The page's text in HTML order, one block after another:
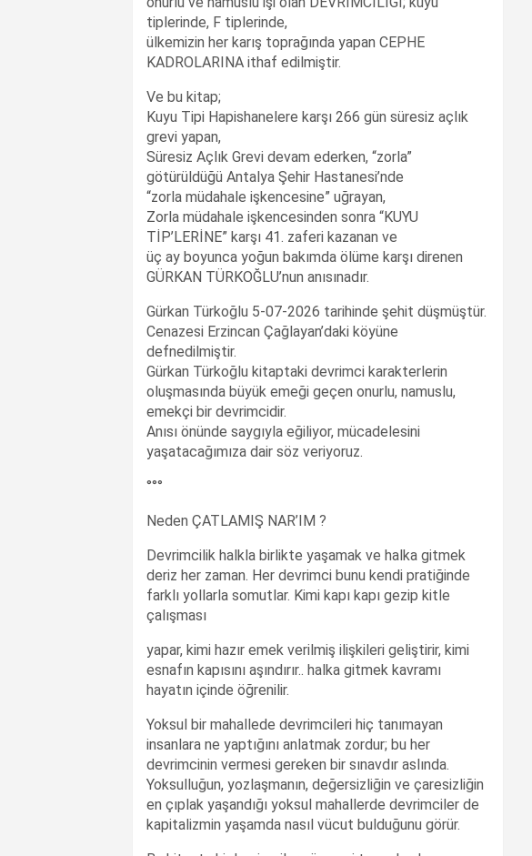
tiplerinde, F tiplerinde,
ülkemizin her karış toprağında yapan CEPHE
KADROLARINA ithaf edilmiştir.
Ve bu kitap;
Kuyu Tipi Hapishanelere karşı 266 gün süresiz açlık
grevi yapan,
Süresiz Açlık Grevi devam ederken, “zorla”
götürüldüğü Antalya Şehir Hastanesi’nde
“zorla müdahale işkencesine” uğrayan,
Zorla müdahale işkencesinden sonra “KUYU
TİP’LERİNE” karşı 41. zaferi kazanan ve
üç ay boyunca yoğun bakımda ölüme karşı direnen
GÜRKAN TÜRKOĞLU’nun anısınadır.
Gürkan Türkoğlu 5-07-2026 tarihinde şehit düşmüştür.
Cenazesi Erzincan Çağlayan’daki köyüne
defnedilmiştir.
Gürkan Türkoğlu kitaptaki devrimci karakterlerin
oluşmasında büyük emeği geçen onurlu, namuslu,
emekçi bir devrimcidir.
Anısı önünde saygıyla eğiliyor, mücadelesini
yaşatacağımıza dair söz veriyoruz.
°°°
Neden ÇATLAMIŞ NAR’IM ?
Devrimcilik halkla birlikte yaşamak ve halka gitmek
deriz her zaman. Her devrimci bunu kendi pratiğinde
farklı yollarla somutlar. Kimi kapı kapı gezip kitle
çalışması
yapar, kimi hazır emek verilmiş ilişkileri geliştirir, kimi
esnafın kapısını aşındırır.. halka gitmek kavramı
hayatın içinde öğrenilir.
Yoksul bir mahallede devrimcileri hiç tanımayan
insanlara ne yaptığını anlatmak zordur; bu her
devrimcinin vermesi gereken bir sınavdır aslında.
Yoksulluğun, yozlaşmanın, değersizliğin ve çaresizliğin
en çıplak yaşandığı yoksul mahallerde devrimciler de
kapitalizmin yaşamda nasıl vücut bulduğunu görür.